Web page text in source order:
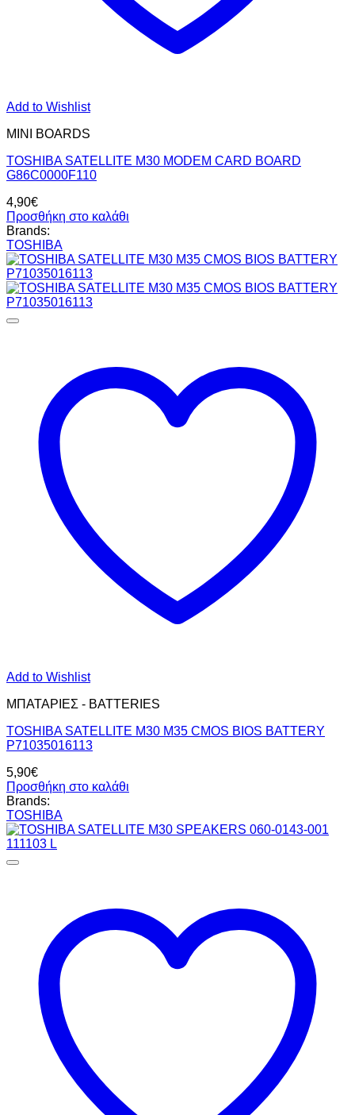
Add to Wishlist
MINI BOARDS
TOSHIBA SATELLITE M30 MODEM CARD BOARD
G86C0000F110
4,90€
Προσθήκη στο καλάθι
Brands:
TOSHIBA
Add to Wishlist
ΜΠΑΤΑΡΙΕΣ - BATTERIES
TOSHIBA SATELLITE M30 M35 CMOS BIOS BATTERY
P71035016113
5,90€
Προσθήκη στο καλάθι
Brands:
TOSHIBA